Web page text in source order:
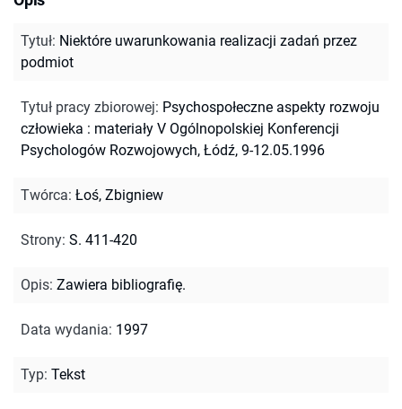
Tytuł: Niektóre uwarunkowania realizacji zadań przez
podmiot
Tytuł pracy zbiorowej: Psychospołeczne aspekty rozwoju
człowieka : materiały V Ogólnopolskiej Konferencji
Psychologów Rozwojowych, Łódź, 9-12.05.1996
Twórca: Łoś, Zbigniew
Strony: S. 411-420
Opis: Zawiera bibliografię.
Data wydania: 1997
Typ: Tekst